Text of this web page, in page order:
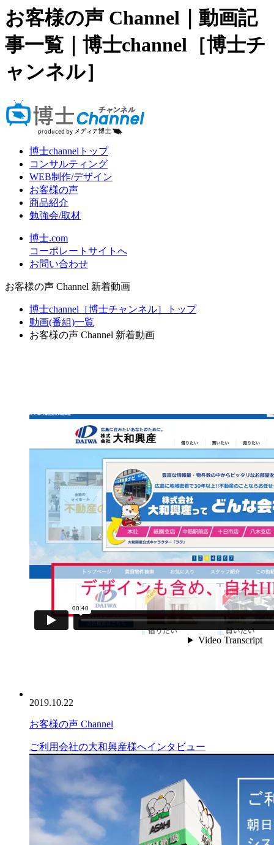
お客様の声 Channel｜動画記
事一覧｜博士channel［博士チ
ャンネル］
博士channelトップ
コンサルティング
WEB制作/デザイン
お客様の声
商品紹介
勉強会/取材
博士.com
コーポレートサイトへ
お問い合わせ
お客様の声 Channel 新着動画
博士channel［博士チャンネル］トップ
動画(番組)一覧
お客様の声 Channel 新着動画
2019.10.22
お客様の声 Channel
ご利用会社の大和興産様へインタビュー